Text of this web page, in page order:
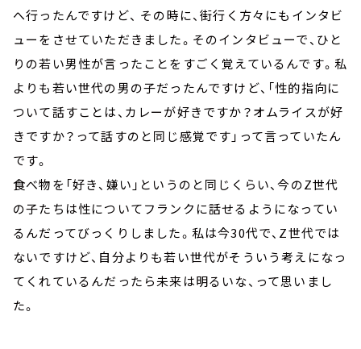
へ行ったんですけど、 その時に、街行く方々にもインタビ
ューをさせていただきました。そのインタビューで、ひと
りの若い男性が言ったことをすごく覚えているんです。私
よりも若い世代の男の子だったんですけど、「性的指向に
ついて話すことは、カレーが好きですか？オムライスが好
きですか？って話すのと同じ感覚です」って言っていたん
です。
食べ物を「好き、嫌い」というのと同じくらい、今のZ世代
の子たちは性についてフランクに話せるようになってい
るんだってびっくりしました。私は今30代で、Z世代では
ないですけど、自分よりも若い世代がそういう考えになっ
てくれているんだったら未来は明るいな、って思いまし
た。